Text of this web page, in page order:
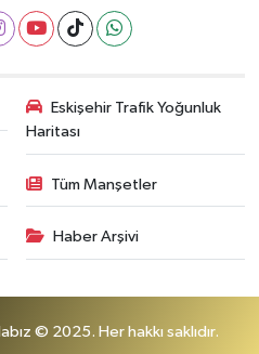
Eskişehir Trafik Yoğunluk
Haritası
Tüm Manşetler
Haber Arşivi
© 2025. Her hakkı saklıdır.